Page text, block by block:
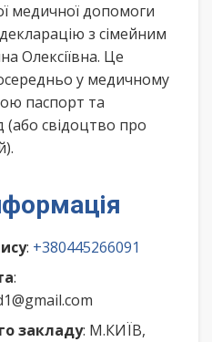
медичної допомоги
з сімейним
Олексіївна. Це
у медичному
паспорт та
(або свідоцтво про
: +380445266091
:
закладу: М.КИЇВ,